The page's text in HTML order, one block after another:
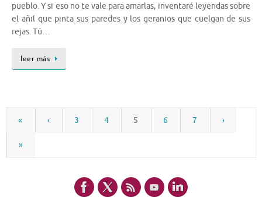
pueblo. Y si eso no te vale para amarlas, inventaré leyendas sobre
el añil que pinta sus paredes y los geranios que cuelgan de sus
rejas. Tú…
leer más
« ‹ 3 4 5 6 7 ›
»